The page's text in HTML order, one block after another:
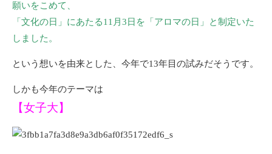
願いをこめて、
「文化の日」にあたる11月3日を「アロマの日」と制定いた
しました。
という想いを由来とした、今年で13年目の試みだそうです。
しかも今年のテーマは
【女子大】